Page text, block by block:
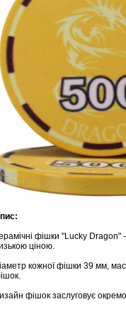
фішки "Lucky Dragon"
ціною.
кожної фішки 39 мм,
фішок заслуговує